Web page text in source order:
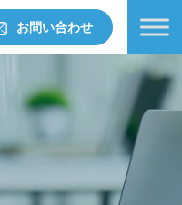
お問い合わせ